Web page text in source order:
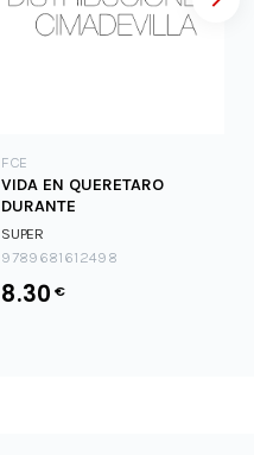
FCE
VIDA EN QUERETARO
DURANTE
SUPER
9789681612498
8.30 €